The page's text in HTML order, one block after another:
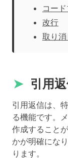
コー
改行
取り
➤ 引用
引用返信は、
る機能です。
作成すること
かが明確にな
ります。